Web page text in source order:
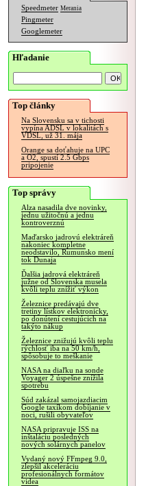
Speedmeter Merania
Pingmeter
Googlemeter
Hľadanie
Top články
Na Slovensku sa v tichosti
vypína ADSL v lokalitách s
VDSL, už 31. mája
Orange sa doťahuje na UPC
a O2, spustí 2.5 Gbps
pripojenie
Top správy
Alza nasadila dve novinky,
jednu užitočnú a jednu
kontroverznú
Maďarsko jadrovú elektráreň
nakoniec kompletne
neodstavilo, Rumunsko mení
tok Dunaja
Ďalšia jadrová elektráreň
južne od Slovenska musela
kvôli teplu znížiť výkon
Železnice predávajú dve
tretiny lístkov elektronicky,
po donútení cestujúcich na
takýto nákup
Železnice znižujú kvôli teplu
rýchlosť iba na 50 km/h,
spôsobuje to meškanie
NASA na diaľku na sonde
Voyager 2 úspešne znížila
spotrebu
Súd zakázal samojazdiacim
Google taxíkom dobíjanie v
noci, rušili obyvateľov
NASA pripravuje ISS na
inštaláciu posledných
nových solárnych panelov
Vydaný nový FFmpeg 9.0,
zlepšil akceleráciu
profesionálnych formátov
videa